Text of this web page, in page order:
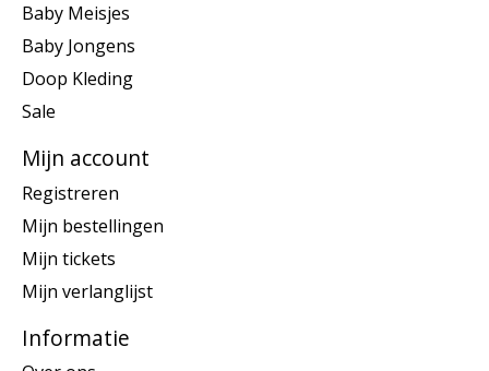
Baby Meisjes
Baby Jongens
Doop Kleding
Sale
Mijn account
Registreren
Mijn bestellingen
Mijn tickets
Mijn verlanglijst
Informatie